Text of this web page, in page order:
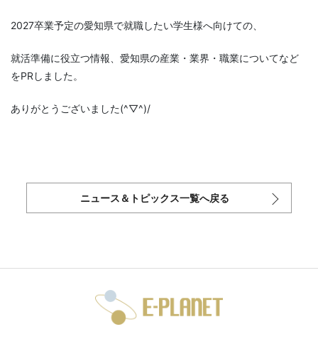
2027卒業予定の愛知県で就職したい学生様へ向けての、
就活準備に役立つ情報、愛知県の産業・業界・職業についてなど
をPRしました。
ありがとうございました(^▽^)/
ニュース＆トピックス一覧へ戻る